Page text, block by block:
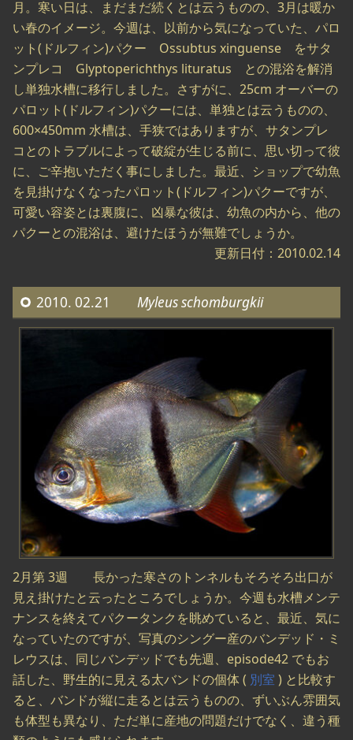
月。寒い日は、まだまだ続くとは云うものの、3月は暖か
い春のイメージ。今週は、以前から気になっていた、パロ
ット(ドルフィン)パクー Ossubtus xinguense をサタ
ンプレコ Glyptoperichthys lituratus との混浴を解消
し単独水槽に移行しました。さすがに、25cm オーバーの
パロット(ドルフィン)パクーには、単独とは云うものの、
600×450mm 水槽は、手狭ではありますが、サタンプレ
コとのトラブルによって破綻が生じる前に、思い切って彼
に、ご辛抱いただく事にしました。最近、ショップで幼魚
を見掛けなくなったパロット(ドルフィン)パクーですが、
可愛い容姿とは裏腹に、凶暴な彼は、幼魚の内から、他の
パクーとの混浴は、避けたほうが無難でしょうか。
更新日付：2010.02.14
2010. 02.21 Myleus schomburgkii
2月第 3週 長かった寒さのトンネルもそろそろ出口が
見え掛けたと云ったところでしょうか。今週も水槽メンテ
ナンスを終えてパクータンクを眺めていると、最近、気に
なっていたのですが、写真のシングー産のバンデッド・ミ
レウスは、同じバンデッドでも先週、episode42 でもお
話した、野生的に見える太バンドの個体 ( 別室 ) と比較す
ると、バンドが縦に走るとは云うものの、ずいぶん雰囲気
も体型も異なり、ただ単に産地の問題だけでなく、違う種